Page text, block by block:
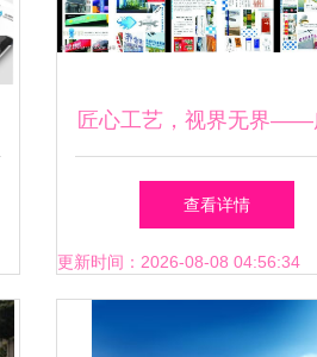
匠心工艺，视界无界——
制作全能服务者
查看详情
更新时间：2026-08-08 04:56:34